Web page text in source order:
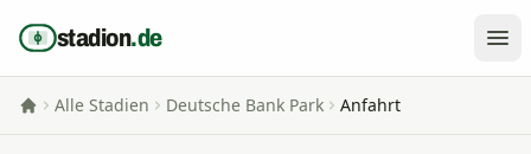
stadion.de
Startseite
Alle Stadien Deutsche Bank Park Anfahrt